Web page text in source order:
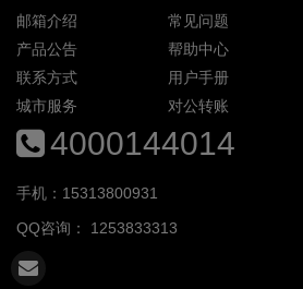
邮箱介绍
产品公告
联系方式
城市服务
常见问题
帮助中心
用户手册
对公转账
4000144014
手机：15313800931
QQ咨询： 1253833313